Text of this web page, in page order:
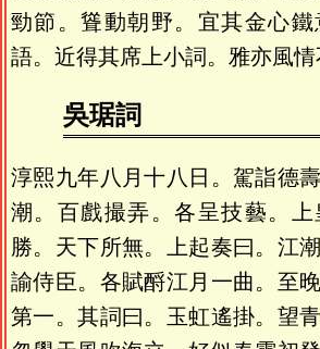
勁節。聳動朝野。宜其金心
語。近得其席上小詞。雅亦風情
吳琚詞
淳熙九年八月十八日。駕詣德
潮。百戲撮弄。各呈技藝。
勝。天下所無。上起奏曰。江
諭侍臣。各賦酹江月一曲。至
第一。其詞曰。玉虹遙掛。望